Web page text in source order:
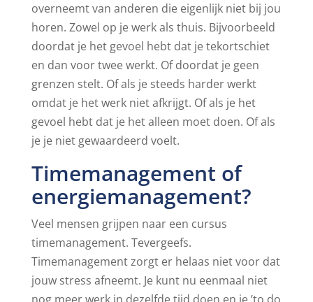
overneemt van anderen die eigenlijk niet bij jou
horen. Zowel op je werk als thuis. Bijvoorbeeld
doordat je het gevoel hebt dat je tekortschiet
en dan voor twee werkt. Of doordat je geen
grenzen stelt. Of als je steeds harder werkt
omdat je het werk niet afkrijgt. Of als je het
gevoel hebt dat je het alleen moet doen. Of als
je je niet gewaardeerd voelt.
Timemanagement of
energiemanagement?
Veel mensen grijpen naar een cursus
timemanagement. Tevergeefs.
Timemanagement zorgt er helaas niet voor dat
jouw stress afneemt. Je kunt nu eenmaal niet